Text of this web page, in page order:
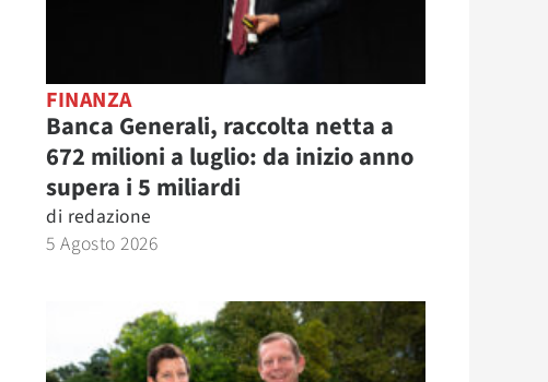
FINANZA
Banca Generali, raccolta netta a
672 milioni a luglio: da inizio anno
supera i 5 miliardi
di redazione
5 Agosto 2026